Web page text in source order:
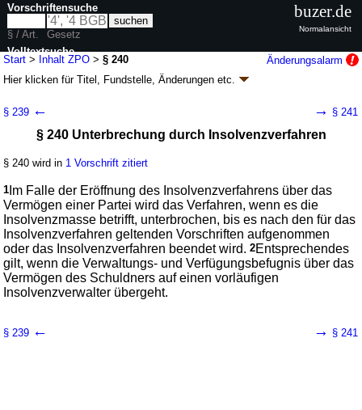
Start > Inhalt ZPO >§ 240
Änderungsalarm
Hier klicken fürTitel, Fundstelle, Änderungen etc.
1781; zuletzt geändert durchArtikel 3G. v. 20.05.2026BGBl. 2026 I Nr.
Geltung ab 01.01.1964; FNA: 310-4
134 weitere Fassungen
| wird in 1971 Vorschriften zitiert
Buch 1 Allgemeine Vorschriften
Titel 5 Unterbrechung und Aussetzung des Verfahrens
§ 239 ← → § 241
§ 240 Unterbrechung durch Insolvenzverfahren
§ 240 wird in 1 Vorschrift zitiert
1 Im Falle der Eröffnung des Insolvenzverfahrens über das
Vermögen einer Partei wird das Verfahren, wenn es die
Insolvenzmasse betrifft, unterbrochen, bis es nach den für das
Insolvenzverfahren geltenden Vorschriften aufgenommen
oder das Insolvenzverfahren beendet wird.2Entsprechendes
gilt, wenn die Verwaltungs- und Verfügungsbefugnis über das
Vermögen des Schuldners auf einen vorläufigen
Insolvenzverwalter übergeht.
§ 239 ← → § 241
Vorschriftensuche
§ / Art.
Gesetz
Volltextsuche
nur in ZPO
buzer.de
Normalansicht